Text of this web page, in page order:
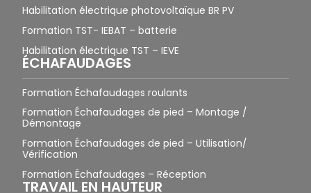
Habilitation électrique photovoltaïque BR PV
Formation TST- IEBAT – batterie
Habilitation électrique TST – IEVE
ÉCHAFAUDAGES
Formation Échafaudages roulants
Formation Échafaudages de pied – Montage /
Démontage
Formation Échafaudages de pied – Utilisation/
Vérification
Formation Échafaudages – Réception
TRAVAIL EN HAUTEUR